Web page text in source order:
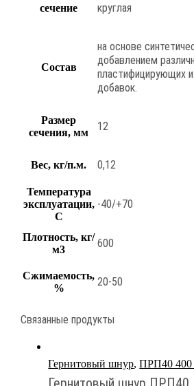
сечение круглая
Состав
на основе
добавлением
пластифицирующих
добавок.
Размер
сечения, мм
12
Вес, кг/п.м. 0,12
Температура
эксплуатации,
С
-40/+70
Плотность, кг/
м3
600
Сжимаемость,
%
20-50
Связанные продукты
Гернитовый шнур,ПРП40 400